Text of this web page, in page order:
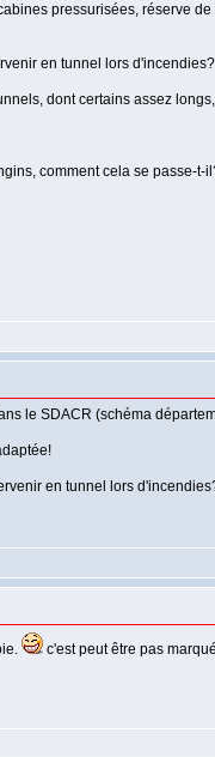
pressurisées, réserve
en tunnel lors d'incendies?
dont certains assez
comment cela se passe-t-
le SDACR (schéma
en tunnel lors
c'est peut être pas